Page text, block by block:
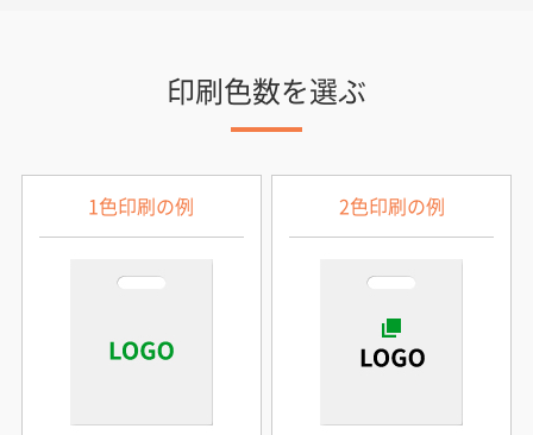
印刷色数を選ぶ
1色印刷の例 2色印刷の例